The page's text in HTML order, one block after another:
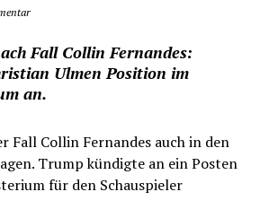
Fall Collin Fernandes:
Ulmen Position im
an.
Fall Collin Fernandes auch in den
Trump kündigte an ein Posten
für den Schauspieler